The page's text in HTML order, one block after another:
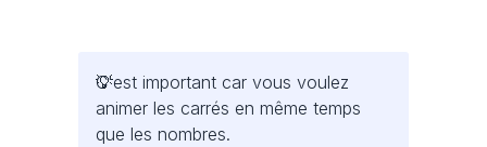
C'est important car vous voulez
animer les carrés en même temps
que les nombres.